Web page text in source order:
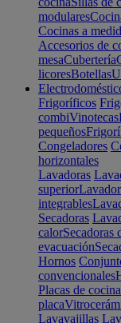
modulares
Cocinas a
Accesorios de
mesaCubertería
licoresBotellas
Frigoríficos
combiVinotecas
pequeños
Congeladores
horizontales
Lavadoras
superior
integrables
Secadoras
calorSecadoras
evacuación
Hornos
convencionales
Placas de cocina
placa
Lavavajillas